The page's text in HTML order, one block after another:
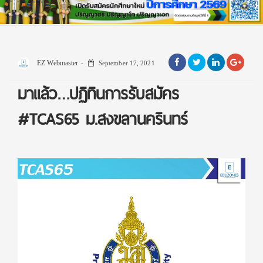
EZ Webmaster September 17, 2021
มาแล้ว…ปฏิทินการรับสมัคร
#TCAS65 ม.สงขลานครินทร์